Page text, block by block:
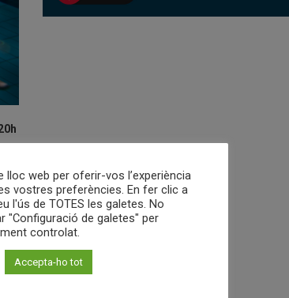
web per oferir-vos l’experiència
vostres preferències. En fer clic a
l'ús de TOTES les galetes. No
"Configuració de galetes" per
controlat.
Accepta-ho tot